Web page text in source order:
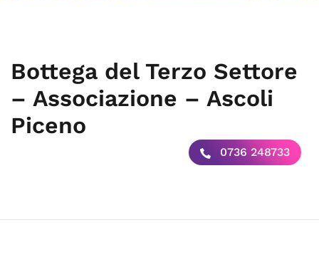
Bottega del Terzo Settore
– Associazione – Ascoli
Piceno
0736 248733